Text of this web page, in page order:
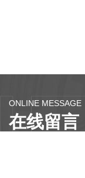
ONLINE MESSAGE
在线留言